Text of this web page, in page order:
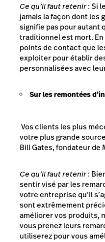
Ce qu’il faut retenir: Si
jamais la façon dont les
signifie pas pour autant
traditionnel est mort. En
points de contact que
exploiter pour établir
personnalisées avec
Sur les remontées
Vos clients les plus
votre plus grande
Bill Gates, fondateur de
Ce qu’il faut retenir:
sentir visé par les
votre entreprise qu’il
sont extrêmement
améliorer vos produits,
vous prenez leurs
utiliserez pour vous